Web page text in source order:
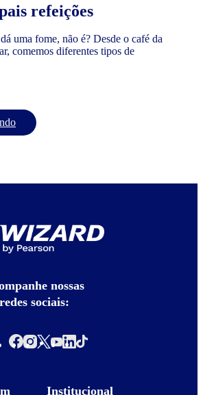
refeições
uma fome, não é? Desde o café da
comemos diferentes tipos de
nossas
redes sociais:
Institucional